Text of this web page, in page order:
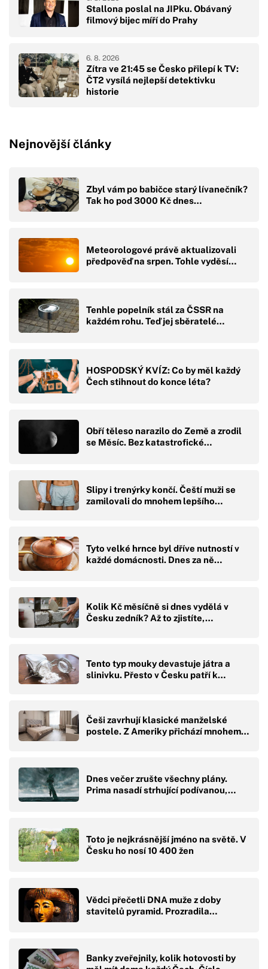
Stallona poslal na JIPku. Obávaný
filmový bijec míří do Prahy
Zítra ve 21:45 se Česko přilepí k TV:
ČT2 vysílá nejlepší detektivku
historie
6. 8. 2026
Nejnovější články
Zbyl vám po babičce starý lívanečník?
Tak ho pod 3000 Kč dnes…
Meteorologové právě aktualizovali
předpověď na srpen. Tohle vyděsí…
Tenhle popelník stál za ČSSR na
každém rohu. Teď jej sběratelé…
HOSPODSKÝ KVÍZ: Co by měl každý
Čech stihnout do konce léta?
Obří těleso narazilo do Země a zrodil
se Měsíc. Bez katastrofické…
Slipy i trenýrky končí. Čeští muži se
zamilovali do mnohem lepšího…
Tyto velké hrnce byl dříve nutností v
každé domácnosti. Dnes za ně…
Kolik Kč měsíčně si dnes vydělá v
Česku zedník? Až to zjistíte,…
Tento typ mouky devastuje játra a
slinivku. Přesto v Česku patří k…
Češi zavrhují klasické manželské
postele. Z Ameriky přichází mnohem…
Dnes večer zrušte všechny plány.
Prima nasadí strhující podívanou,…
Toto je nejkrásnější jméno na světě. V
Česku ho nosí 10 400 žen
Vědci přečetli DNA muže z doby
stavitelů pyramid. Prozradila…
Banky zveřejnily, kolik hotovosti by